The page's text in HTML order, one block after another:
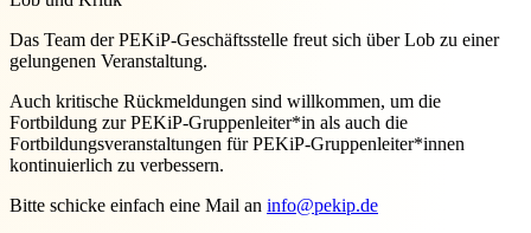
Das Team der PEKiP-Geschäftsstelle freut sich über Lob zu einer
gelungenen Veranstaltung.
Auch kritische Rückmeldungen sind willkommen, um die
Fortbildung zur PEKiP-Gruppenleiter*in als auch die
Fortbildungsveranstaltungen für PEKiP-Gruppenleiter*innen
kontinuierlich zu verbessern.
Bitte schicke einfach eine Mail an info@pekip.de